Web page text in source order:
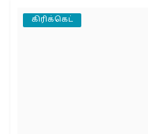
கிரிக்கெட்